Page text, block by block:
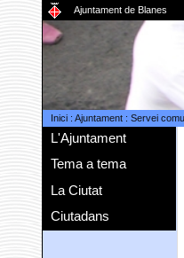
Ajuntament de Blanes
Inici: Ajuntament: Servei
L'Ajuntament
Tema a tema
La Ciutat
Ciutadans